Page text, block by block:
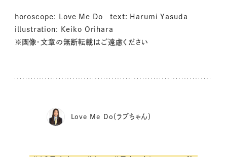
horoscope: Love Me Do text: Harumi Yasuda
illustration: Keiko Orihara
※画像・文章の無断転載はご遠慮ください
Love Me Do（ラブちゃん）